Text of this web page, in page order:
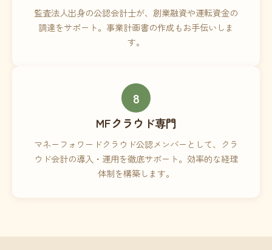
監査法人出身の公認会計士が、創業融資や運転資金の
調達をサポート。事業計画書の作成もお手伝いしま
す。
8
MFクラウド専門
マネーフォワードクラウド公認メンバーとして、クラ
ウド会計の導入・運用を徹底サポート。効率的な経理
体制を構築します。